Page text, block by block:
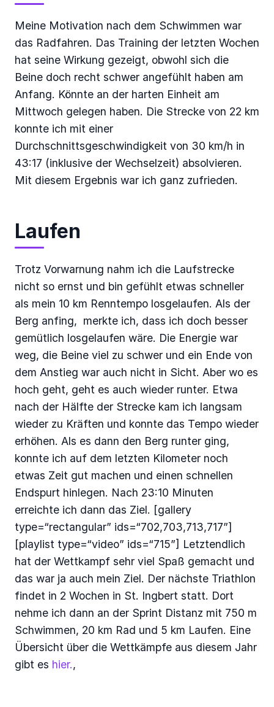
Meine Motivation nach dem Schwimmen war
das Radfahren. Das Training der letzten Wochen
hat seine Wirkung gezeigt, obwohl sich die
Beine doch recht schwer angefühlt haben am
Anfang. Könnte an der harten Einheit am
Mittwoch gelegen haben. Die Strecke von 22 km
konnte ich mit einer
Durchschnittsgeschwindigkeit von 30 km/h in
43:17 (inklusive der Wechselzeit) absolvieren.
Mit diesem Ergebnis war ich ganz zufrieden.
Laufen
Trotz Vorwarnung nahm ich die Laufstrecke
nicht so ernst und bin gefühlt etwas schneller
als mein 10 km Renntempo losgelaufen. Als der
Berg anfing, merkte ich, dass ich doch besser
gemütlich losgelaufen wäre. Die Energie war
weg, die Beine viel zu schwer und ein Ende von
dem Anstieg war auch nicht in Sicht. Aber wo es
hoch geht, geht es auch wieder runter. Etwa
nach der Hälfte der Strecke kam ich langsam
wieder zu Kräften und konnte das Tempo wieder
erhöhen. Als es dann den Berg runter ging,
konnte ich auf dem letzten Kilometer noch
etwas Zeit gut machen und einen schnellen
Endspurt hinlegen. Nach 23:10 Minuten
erreichte ich dann das Ziel. [gallery
type=“rectangular” ids=“702,703,713,717”]
[playlist type=“video” ids=“715”] Letztendlich
hat der Wettkampf sehr viel Spaß gemacht und
das war ja auch mein Ziel. Der nächste Triathlon
findet in 2 Wochen in St. Ingbert statt. Dort
nehme ich dann an der Sprint Distanz mit 750 m
Schwimmen, 20 km Rad und 5 km Laufen. Eine
Übersicht über die Wettkämpfe aus diesem Jahr
gibt es hier.,